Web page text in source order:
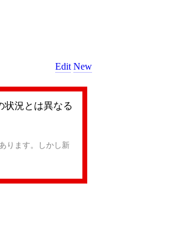
Edit New
状況とは異なる
ります。しかし新